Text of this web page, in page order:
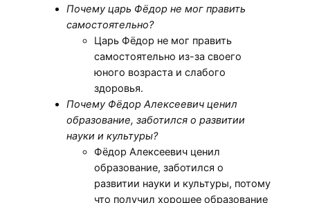
Почему царь Фёдор не мог править
самостоятельно?
Царь Фёдор не мог править
самостоятельно из-за своего
юного возраста и слабого
здоровья.
Почему Фёдор Алексеевич ценил
образование, заботился о развитии
науки и культуры?
Фёдор Алексеевич ценил
образование, заботился о
развитии науки и культуры, потому
что получил хорошее образование